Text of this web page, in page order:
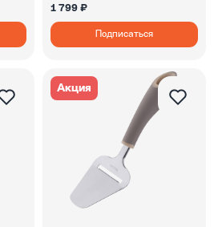
1 799 ₽
Подписаться
Акция